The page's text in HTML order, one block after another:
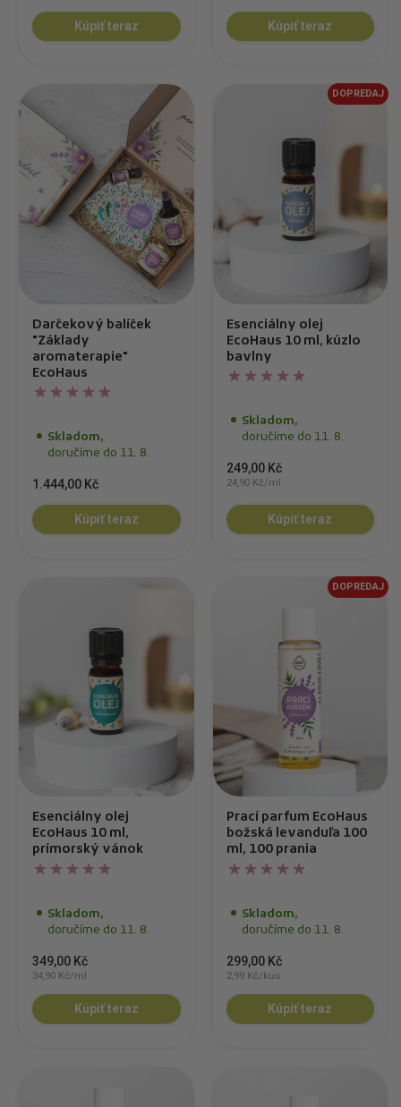
Kúpiť teraz Kúpiť teraz
Darčekový balíček
"Základy
aromaterapie"
EcoHaus
Skladom,
doručíme do 11. 8.
1.444,00 Kč
Kúpiť teraz
Esenciálny olej
EcoHaus 10 ml, kúzlo
bavlny
Skladom,
doručíme do 11. 8.
249,00 Kč
24,90 Kč/ml
Kúpiť teraz
DOPREDAJ
Esenciálny olej
EcoHaus 10 ml,
prímorský vánok
Skladom,
doručíme do 11. 8.
349,00 Kč
34,90 Kč/ml
Kúpiť teraz
Prací parfum EcoHaus
božská levanduľa 100
ml, 100 prania
Skladom,
doručíme do 11. 8.
299,00 Kč
2,99 Kč/kus
Kúpiť teraz
DOPREDAJ